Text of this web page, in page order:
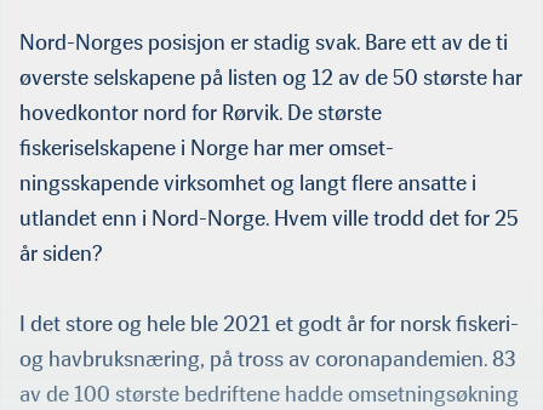
Nord-Norges posisjon er stadig svak. Bare ett av de ti
øverste selskapene på listen og 12 av de 50 største har
hovedkontor nord for Rørvik. De største
fiskeriselskapene i Norge har mer omset­
ningsskapende virksomhet og langt flere ansatte i
utlandet enn i Nord-Norge. Hvem ville trodd det for 25
år siden?
I det store og hele ble 2021 et godt år for norsk fiskeri-
og havbruksnæring, på tross av coronapandemien. 83
av de 100 største bedriftene hadde omsetningsøkning